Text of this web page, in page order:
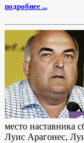
подробнее ...
место наставника
Луис Арагонес,